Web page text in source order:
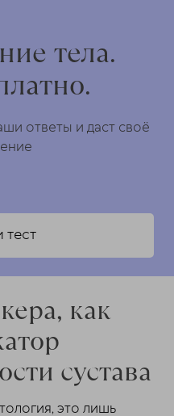
тела.
ответы и даст своё
тест
как
сустава
это лишь